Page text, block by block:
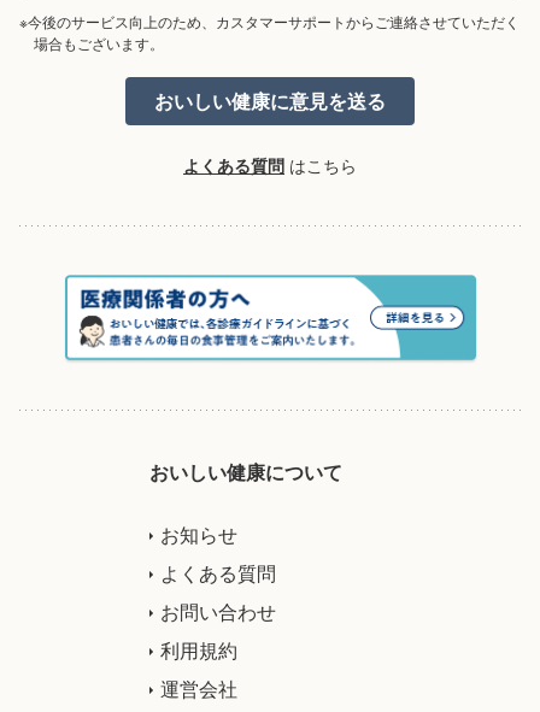
※今後のサービス向上のため、カスタマーサポートからご連絡させていただく
場合もございます。
よくある質問 はこちら
おいしい健康について
お知らせ
よくある質問
お問い合わせ
利用規約
運営会社